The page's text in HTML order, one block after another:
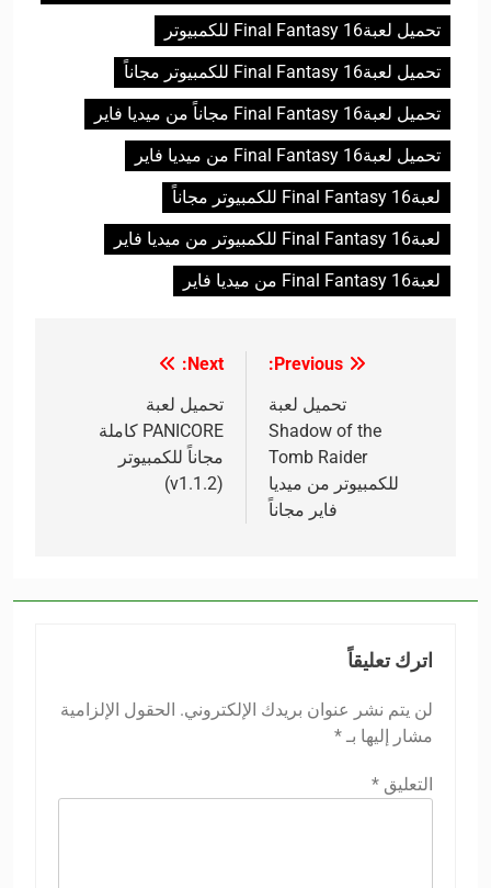
تحميل لعبةFinal Fantasy 16 للكمبيوتر
تحميل لعبةFinal Fantasy 16 للكمبيوتر مجاناً
تحميل لعبةFinal Fantasy 16 مجاناً من ميديا فاير
تحميل لعبةFinal Fantasy 16 من ميديا فاير
لعبةFinal Fantasy 16 للكمبيوتر مجاناً
لعبةFinal Fantasy 16 للكمبيوتر من ميديا فاير
لعبةFinal Fantasy 16 من ميديا فاير
المقالات
Previous:
تحميل لعبة
Shadow of the
Tomb Raider
للكمبيوتر من ميديا
فاير مجاناً
Next:
تحميل لعبة
PANICORE كاملة
مجاناً للكمبيوتر
(v1.1.2)
اترك تعليقاً
لن يتم نشر عنوان بريدك الإلكتروني. الحقول الإلزامية
مشار إليها بـ *
التعليق *